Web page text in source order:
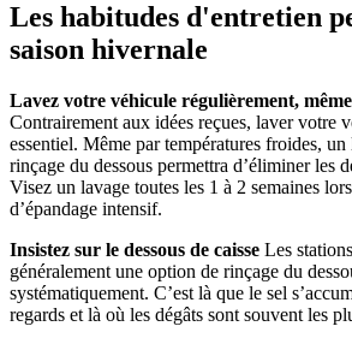
Les habitudes d'entretien
saison hivernale
Lavez votre véhicule régulièrement,
Contrairement aux idées reçues, laver votre
essentiel. Même par températures froides,
rinçage du dessous permettra d’éliminer les
Visez un lavage toutes les 1 à 2 semaines
d’épandage intensif.
Insistez sur le dessous de caisse Les
généralement une option de rinçage du
systématiquement. C’est là que le sel
regards et là où les dégâts sont souvent les